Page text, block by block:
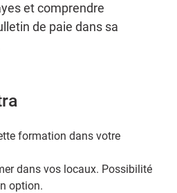
et comprendre
de paie dans sa
formation dans votre
dans vos locaux. Possibilité
option.